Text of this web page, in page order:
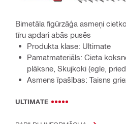
Bimetāla figūrzāģa asmeņi
tīru apdari abās pusēs
Produkta klase: Ultimate
Pamatmateriāls: Cieta
plāksne, Skujkoki (egle,
Asmens īpašības: Taisns
ULTIMATE